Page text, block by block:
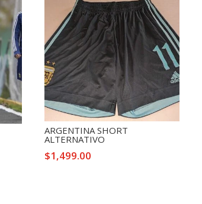
ARGENTINA SHORT
ALTERNATIVO
$1,499.00